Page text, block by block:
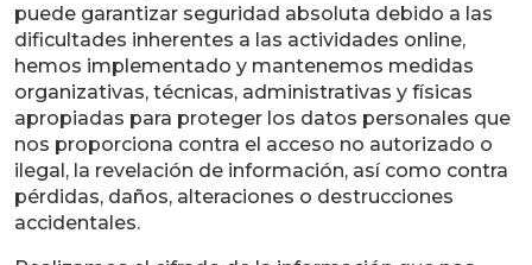
puede garantizar seguridad absoluta debido a las
dificultades inherentes a las actividades online,
hemos implementado y mantenemos medidas
organizativas, técnicas, administrativas y físicas
apropiadas para proteger los datos personales que
nos proporciona contra el acceso no autorizado o
ilegal, la revelación de información, así como contra
pérdidas, daños, alteraciones o destrucciones
accidentales.